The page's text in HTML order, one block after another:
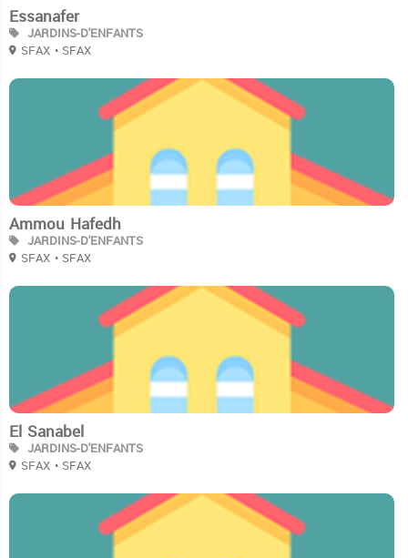
Essanafer
JARDINS-D'ENFANTS
SFAX • SFAX
Ammou Hafedh
JARDINS-D'ENFANTS
SFAX • SFAX
El Sanabel
JARDINS-D'ENFANTS
SFAX • SFAX